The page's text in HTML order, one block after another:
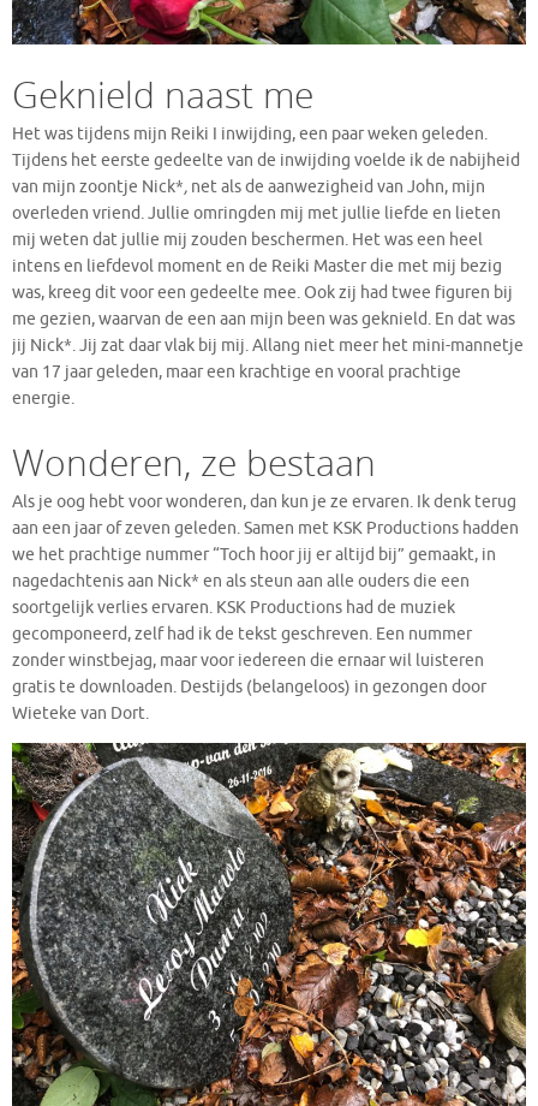
Geknield naast me
Het was tijdens mijn Reiki I inwijding, een paar weken geleden.
Tijdens het eerste gedeelte van de inwijding voelde ik de nabijheid
van mijn zoontje Nick*, net als de aanwezigheid van John, mijn
overleden vriend. Jullie omringden mij met jullie liefde en lieten
mij weten dat jullie mij zouden beschermen. Het was een heel
intens en liefdevol moment en de Reiki Master die met mij bezig
was, kreeg dit voor een gedeelte mee. Ook zij had twee figuren bij
me gezien, waarvan de een aan mijn been was geknield. En dat was
jij Nick*. Jij zat daar vlak bij mij. Allang niet meer het mini-mannetje
van 17 jaar geleden, maar een krachtige en vooral prachtige
energie.
Wonderen, ze bestaan
Als je oog hebt voor wonderen, dan kun je ze ervaren. Ik denk terug
aan een jaar of zeven geleden. Samen met KSK Productions hadden
we het prachtige nummer “Toch hoor jij er altijd bij” gemaakt, in
nagedachtenis aan Nick* en als steun aan alle ouders die een
soortgelijk verlies ervaren. KSK Productions had de muziek
gecomponeerd, zelf had ik de tekst geschreven. Een nummer
zonder winstbejag, maar voor iedereen die ernaar wil luisteren
gratis te downloaden. Destijds (belangeloos) in gezongen door
Wieteke van Dort.